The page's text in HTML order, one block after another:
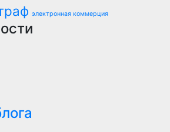
электронная коммерция